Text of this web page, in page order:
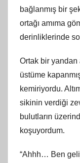
bağlanmış bir
ortağı amıma
derinliklerinde
Ortak bir yandan
üstüme
kemiriyordu.
sikinin verdiği
bulutların
koşuyordum.
“Ahhh… Ben